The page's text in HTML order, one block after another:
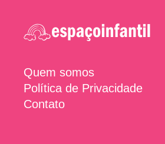
Quem somos
Política de Privacidade
Contato